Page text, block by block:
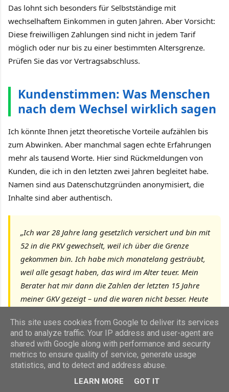
Das lohnt sich besonders für Selbstständige mit
wechselhaftem Einkommen in guten Jahren. Aber Vorsicht:
Diese freiwilligen Zahlungen sind nicht in jedem Tarif
möglich oder nur bis zu einer bestimmten Altersgrenze.
Prüfen Sie das vor Vertragsabschluss.
Kundenstimmen: Was Menschen
nach dem Wechsel wirklich sagen
Ich könnte Ihnen jetzt theoretische Vorteile aufzählen bis
zum Abwinken. Aber manchmal sagen echte Erfahrungen
mehr als tausend Worte. Hier sind Rückmeldungen von
Kunden, die ich in den letzten zwei Jahren begleitet habe.
Namen sind aus Datenschutzgründen anonymisiert, die
Inhalte sind aber authentisch.
„Ich war 28 Jahre lang gesetzlich versichert und bin mit
52 in die PKV gewechselt, weil ich über die Grenze
gekommen bin. Ich habe mich monatelang gesträubt,
weil alle gesagt haben, das wird im Alter teuer. Mein
Berater hat mir dann die Zahlen der letzten 15 Jahre
meiner GKV gezeigt – und die waren nicht besser. Heute
brauche, habe ich innerhalb von drei Tagen einen
Termin. Das allein ist mir die Differenz wert.“
— Michael K., Ingenieur, 54 Jahre, seit 2023
privatversichert
This site uses cookies from Google to deliver its services
and to analyze traffic. Your IP address and user-agent are
shared with Google along with performance and security
metrics to ensure quality of service, generate usage
statistics, and to detect and address abuse.
LEARN MORE GOT IT